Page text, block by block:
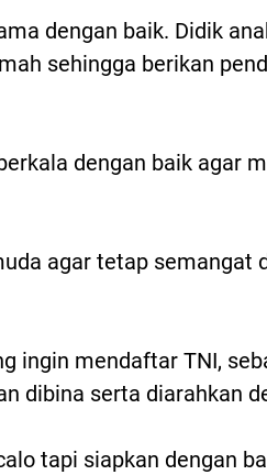
dengan baik. Didik
sehingga berikan
dengan baik agar
agar tetap semangat
ingin mendaftar TNI,
dibina serta diarahkan
tapi siapkan dengan